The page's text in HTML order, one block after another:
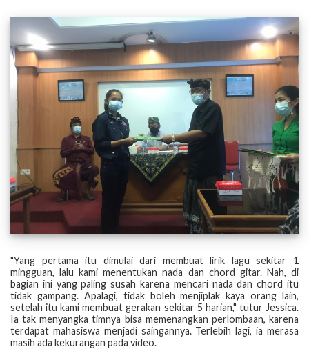
"Yang pertama itu dimulai dari membuat lirik lagu sekitar 1
mingguan, lalu kami menentukan nada dan chord gitar. Nah, di
bagian ini yang paling susah karena mencari nada dan chord itu
tidak gampang. Apalagi, tidak boleh menjiplak kaya orang lain,
setelah itu kami membuat gerakan sekitar 5 harian," tutur Jessica.
Ia tak menyangka timnya bisa memenangkan perlombaan, karena
terdapat mahasiswa menjadi saingannya. Terlebih lagi, ia merasa
masih ada kekurangan pada video.